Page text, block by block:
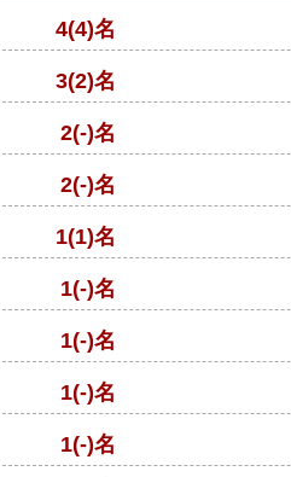
4(4)名
3(2)名
2(-)名
2(-)名
1(1)名
1(-)名
1(-)名
1(-)名
1(-)名